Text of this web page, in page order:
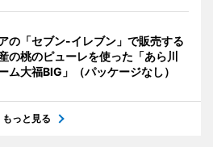
の「セブン-イレブン」で販売する
の桃のピューレを使った「あら川
ム大福BIG」（パッケージなし）
もっと見る